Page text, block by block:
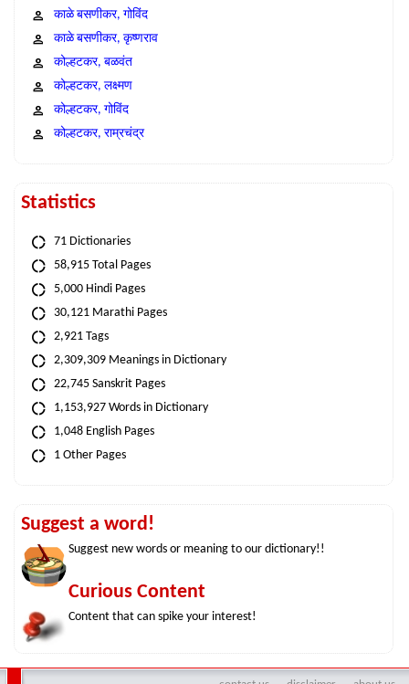
काळे बसणीकर, गोविंद
काळे बसणीकर, कृष्णराव
कोल्हटकर, बळवंत
कोल्हटकर, लक्ष्मण
कोल्हटकर, गोविंद
कोल्हटकर, राम्रचंद्र
Statistics
71 Dictionaries
58,915 Total Pages
5,000 Hindi Pages
30,121 Marathi Pages
2,921 Tags
2,309,309 Meanings in Dictionary
22,745 Sanskrit Pages
1,153,927 Words in Dictionary
1,048 English Pages
1 Other Pages
Suggest a word!
Suggest new words or meaning to our dictionary!!
Curious Content
Content that can spike your interest!